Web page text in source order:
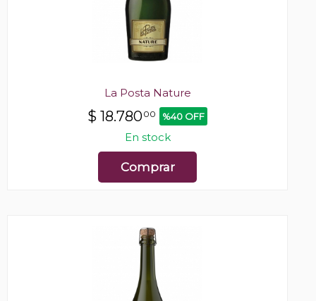
La Posta Nature
$ 18.78000 %40 OFF
En stock
Comprar